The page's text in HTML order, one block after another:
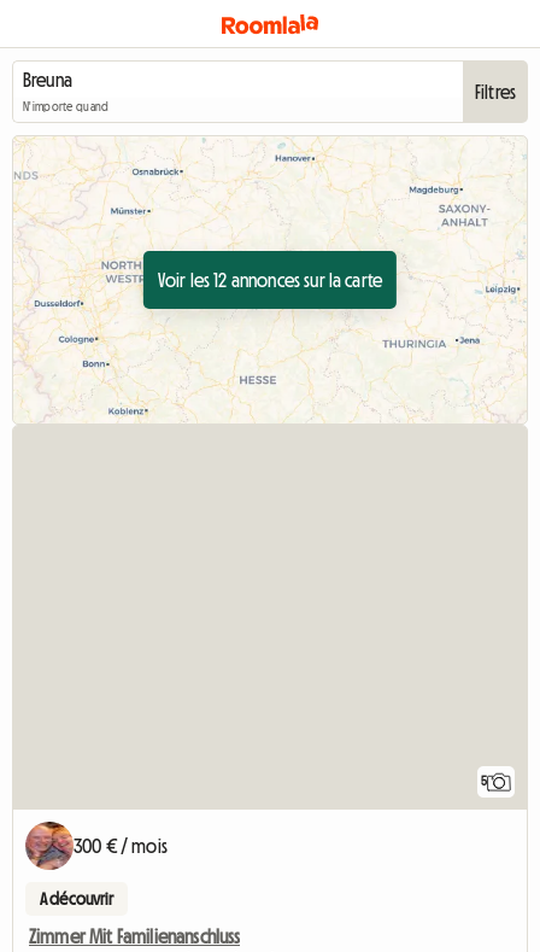
N'importe quand
Filtres
Voir les 12 annonces sur la carte
5
300 € / mois
A découvrir
Zimmer Mit Familienanschluss